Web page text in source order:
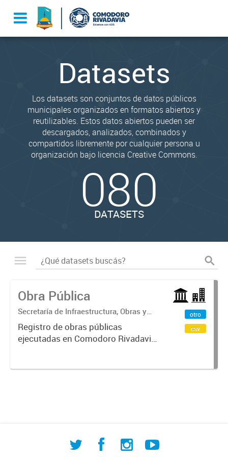
Datasets
Los datasets son conjuntos de datos públicos
municipales organizados en formatos abiertos y
reutilizables. Estos datos abiertos pueden ser
descargados, analizados, combinados y
compartidos libremente por cualquier persona u
organización bajo licencia Creative Commons.
080
DATASETS
Obra Pública
Secretaría de Infraestructura, Obras y
Servicios Públicos
Registro de obras públicas
ejecutadas en Comodoro Rivadavia,
adjudicatarias y montos
otro
csv